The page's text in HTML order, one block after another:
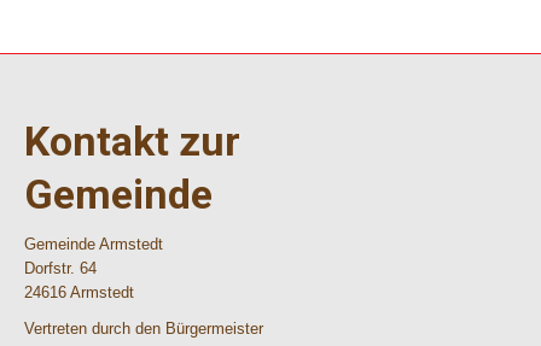
Kontakt zur
Gemeinde
Gemeinde Armstedt
Dorfstr. 64
24616 Armstedt
Vertreten durch den Bürgermeister